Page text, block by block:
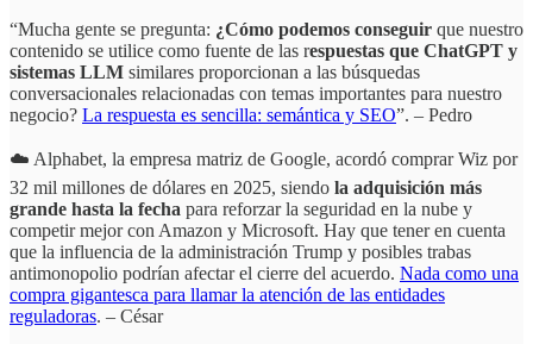
“Mucha gente se pregunta: ¿Cómo podemos conseguir que nuestro
contenido se utilice como fuente de las respuestas que ChatGPT y
sistemas LLM similares proporcionan a las búsquedas
conversacionales relacionadas con temas importantes para nuestro
negocio? La respuesta es sencilla: semántica y SEO”. – Pedro
☁️ Alphabet, la empresa matriz de Google, acordó comprar Wiz por
32 mil millones de dólares en 2025, siendo la adquisición más
grande hasta la fecha para reforzar la seguridad en la nube y
competir mejor con Amazon y Microsoft. Hay que tener en cuenta
que la influencia de la administración Trump y posibles trabas
antimonopolio podrían afectar el cierre del acuerdo. Nada como una
compra gigantesca para llamar la atención de las entidades
reguladoras. – César